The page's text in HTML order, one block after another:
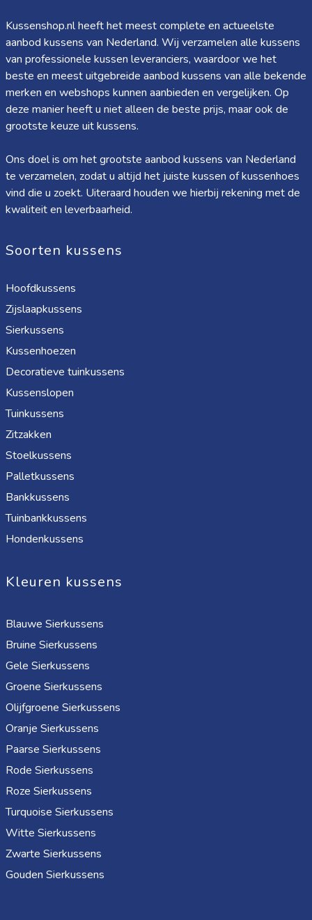
Kussenshop.nl heeft het meest complete en actueelste
aanbod kussens van Nederland. Wij verzamelen alle kussens
van professionele kussen leveranciers, waardoor we het
beste en meest uitgebreide aanbod kussens van alle bekende
merken en webshops kunnen aanbieden en vergelijken. Op
deze manier heeft u niet alleen de beste prijs, maar ook de
grootste keuze uit kussens.
Ons doel is om het grootste aanbod kussens van Nederland
te verzamelen, zodat u altijd het juiste kussen of kussenhoes
vind die u zoekt. Uiteraard houden we hierbij rekening met de
kwaliteit en leverbaarheid.
Soorten kussens
Hoofdkussens
Zijslaapkussens
Sierkussens
Kussenhoezen
Decoratieve tuinkussens
Kussenslopen
Tuinkussens
Zitzakken
Stoelkussens
Palletkussens
Bankkussens
Tuinbankkussens
Hondenkussens
Kleuren kussens
Blauwe Sierkussens
Bruine Sierkussens
Gele Sierkussens
Groene Sierkussens
Olijfgroene Sierkussens
Oranje Sierkussens
Paarse Sierkussens
Rode Sierkussens
Roze Sierkussens
Turquoise Sierkussens
Witte Sierkussens
Zwarte Sierkussens
Gouden Sierkussens